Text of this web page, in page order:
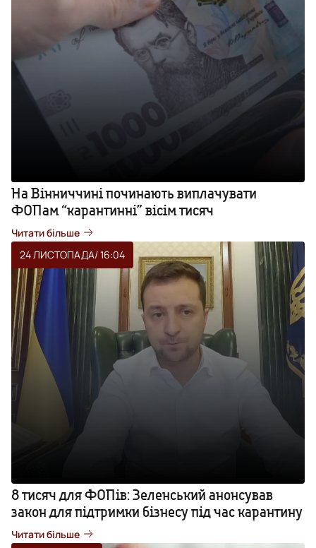
На Вінниччині починають виплачувати
ФОПам “карантинні” вісім тисяч
Читати більше
24 ЛИСТОПАДА/ 16:04
8 тисяч для ФОПів: Зеленський анонсував
закон для підтримки бізнесу під час карантину
Читати більше